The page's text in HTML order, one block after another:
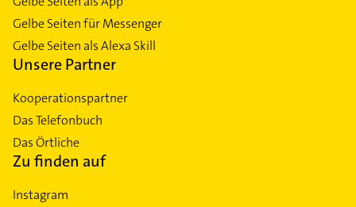
Gelbe Seiten für Messenger
Gelbe Seiten als Alexa Skill
Unsere Partner
Kooperationspartner
Das Telefonbuch
Das Örtliche
Zu finden auf
Instagram